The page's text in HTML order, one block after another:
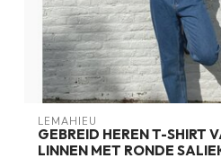
LEMAHIEU
GEBREID HEREN T-SHIRT
LINNEN MET RONDE